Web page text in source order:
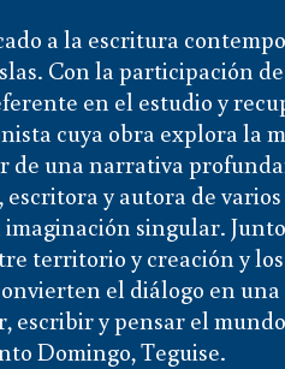
a la escritura
Con la participación
en el estudio y
cuya obra explora la
de una narrativa
, escritora y autora de
singular.
territorio y creación y
el diálogo en
escribir y pensar el
Domingo, Teguise.